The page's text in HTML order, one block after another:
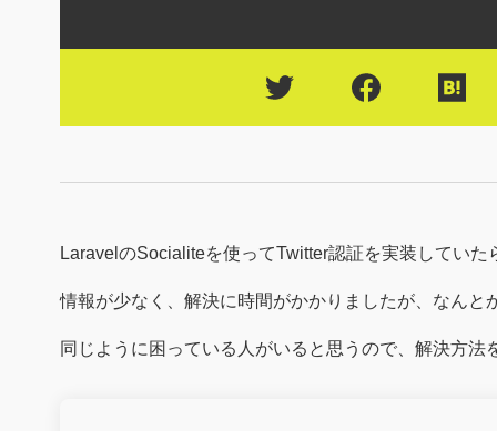
LaravelのSocialiteを使ってTwitter認証を実装してい
情報が少なく、解決に時間がかかりましたが、なんと
同じように困っている人がいると思うので、解決方法